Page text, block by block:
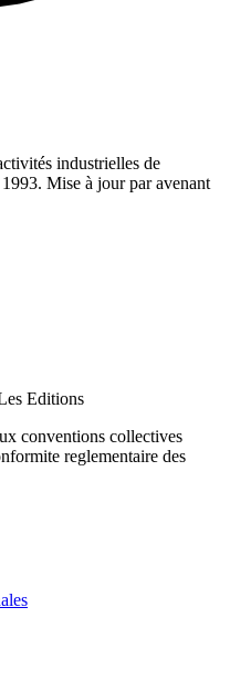
industrielles de
Mise à jour par avenant
Editions
conventions collectives
reglementaire des